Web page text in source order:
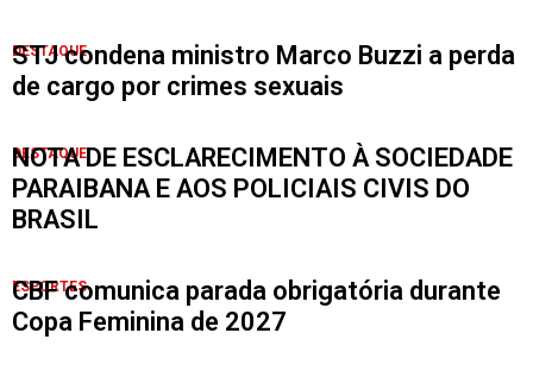
DESTAQUE
STJ condena ministro Marco Buzzi a perda
de cargo por crimes sexuais
DESTAQUE
NOTA DE ESCLARECIMENTO À SOCIEDADE
PARAIBANA E AOS POLICIAIS CIVIS DO
BRASIL
ESPORTES
CBF comunica parada obrigatória durante
Copa Feminina de 2027